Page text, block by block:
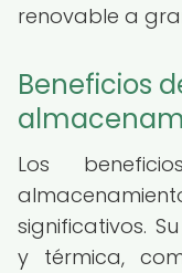
renovable a
Beneficios
Los
significativos.
y térmica,